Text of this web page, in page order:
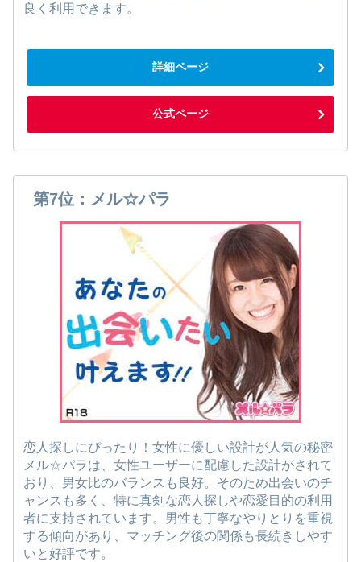
良く利用できます。
詳細ページ
公式ページ
第7位：メル☆パラ
恋人探しにぴったり！女性に優しい設計が人気の秘密
メル☆パラは、女性ユーザーに配慮した設計がされて
おり、男女比のバランスも良好。そのため出会いのチ
ャンスも多く、特に真剣な恋人探しや恋愛目的の利用
者に支持されています。男性も丁寧なやりとりを重視
する傾向があり、マッチング後の関係も長続きしやす
いと好評です。